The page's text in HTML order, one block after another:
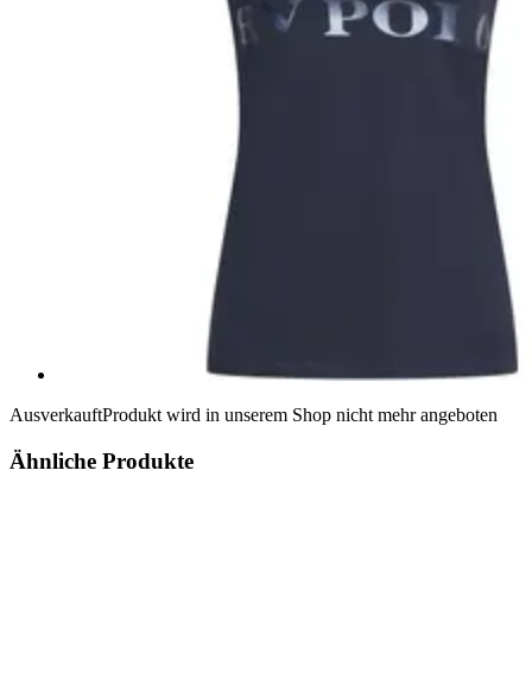
AusverkauftProdukt wird in unserem Shop nicht mehr angeboten
Ähnliche Produkte